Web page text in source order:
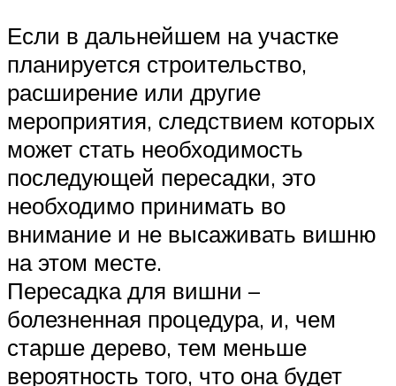
Если в дальнейшем на участке
планируется строительство,
расширение или другие
мероприятия, следствием которых
может стать необходимость
последующей пересадки, это
необходимо принимать во
внимание и не высаживать вишню
на этом месте.
Пересадка для вишни –
болезненная процедура, и, чем
старше дерево, тем меньше
вероятность того, что она будет